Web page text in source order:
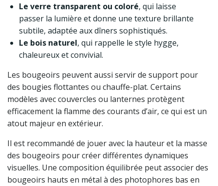
Le verre transparent ou coloré, qui laisse
passer la lumière et donne une texture brillante
subtile, adaptée aux dîners sophistiqués.
Le bois naturel, qui rappelle le style hygge,
chaleureux et convivial.
Les bougeoirs peuvent aussi servir de support pour
des bougies flottantes ou chauffe-plat. Certains
modèles avec couvercles ou lanternes protègent
efficacement la flamme des courants d’air, ce qui est un
atout majeur en extérieur.
Il est recommandé de jouer avec la hauteur et la masse
des bougeoirs pour créer différentes dynamiques
visuelles. Une composition équilibrée peut associer des
bougeoirs hauts en métal à des photophores bas en